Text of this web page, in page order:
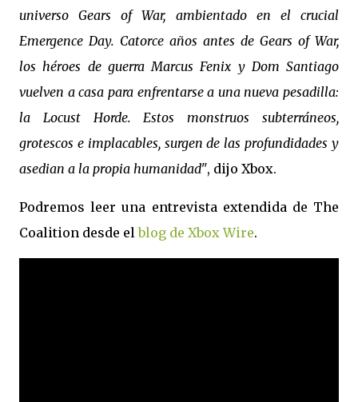
universo Gears of War, ambientado en el crucial
Emergence Day. Catorce años antes de Gears of War,
los héroes de guerra Marcus Fenix y Dom Santiago
vuelven a casa para enfrentarse a una nueva pesadilla:
la Locust Horde. Estos monstruos subterráneos,
grotescos e implacables, surgen de las profundidades y
asedian a la propia humanidad", dijo Xbox.
Podremos leer una entrevista extendida de The
Coalition desde elblog de Xbox Wire.